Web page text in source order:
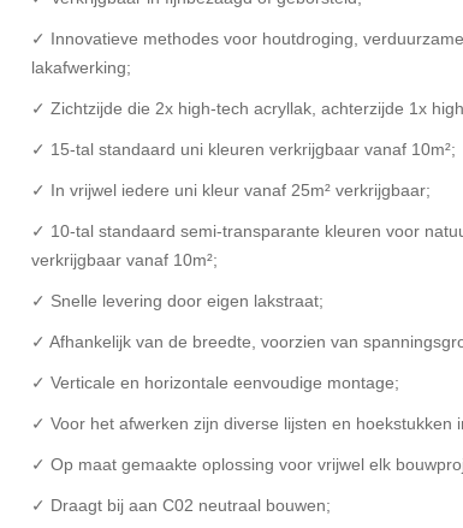
✓ Innovatieve methodes voor houtdroging,
lakafwerking;
✓ Zichtzijde die 2x high-tech acryllak, achterzijde 1x
✓ 15-tal standaard uni kleuren verkrijgbaar vanaf 10m²;
✓ In vrijwel iedere uni kleur vanaf 25m² verkrijgbaar;
✓ 10-tal standaard semi-transparante kleuren voor
verkrijgbaar vanaf 10m²;
✓ Snelle levering door eigen lakstraat;
✓ Afhankelijk van de breedte, voorzien van
✓ Verticale en horizontale eenvoudige montage;
✓ Voor het afwerken zijn diverse lijsten en hoekstukken
✓ Op maat gemaakte oplossing voor vrijwel elk
✓ Draagt bij aan C02 neutraal bouwen;